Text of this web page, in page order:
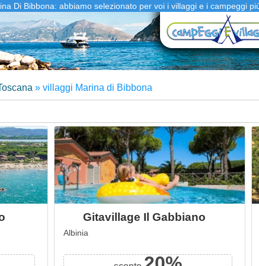
Di Bibbona: abbiamo selezionato per voi i villaggi e i campeggi
» villaggi Marina di Bibbona
Gitavillage Il Gabbiano
Albinia